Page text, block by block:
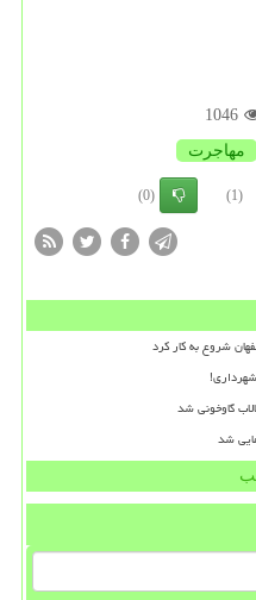
1046
مهاجرت
(1)
(0)
شروع به کار کرد
شد